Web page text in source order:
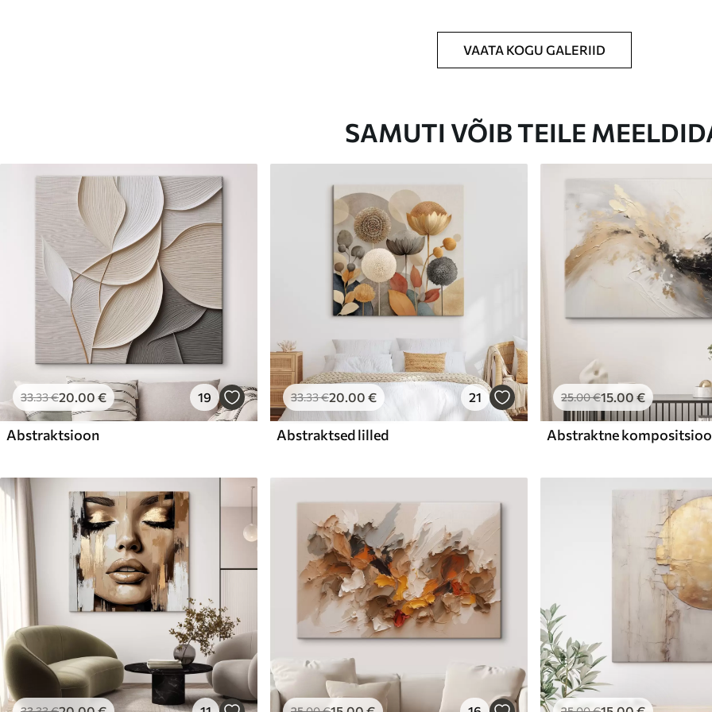
VAATA KOGU GALERIID
SAMUTI VÕIB TEILE
33.33€20.00 € 19
Abstraktsioon
33.33€20.00 € 21
Abstraktsed lilled
25.00€15.00 €